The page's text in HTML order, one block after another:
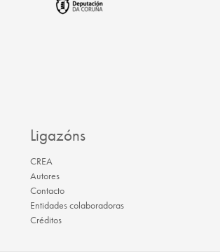
Ligazóns
CREA
Autores
Contacto
Entidades colaboradoras
Créditos